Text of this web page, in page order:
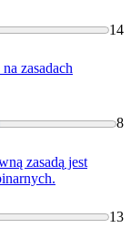
14
zasadach
8
zasadą jest
13